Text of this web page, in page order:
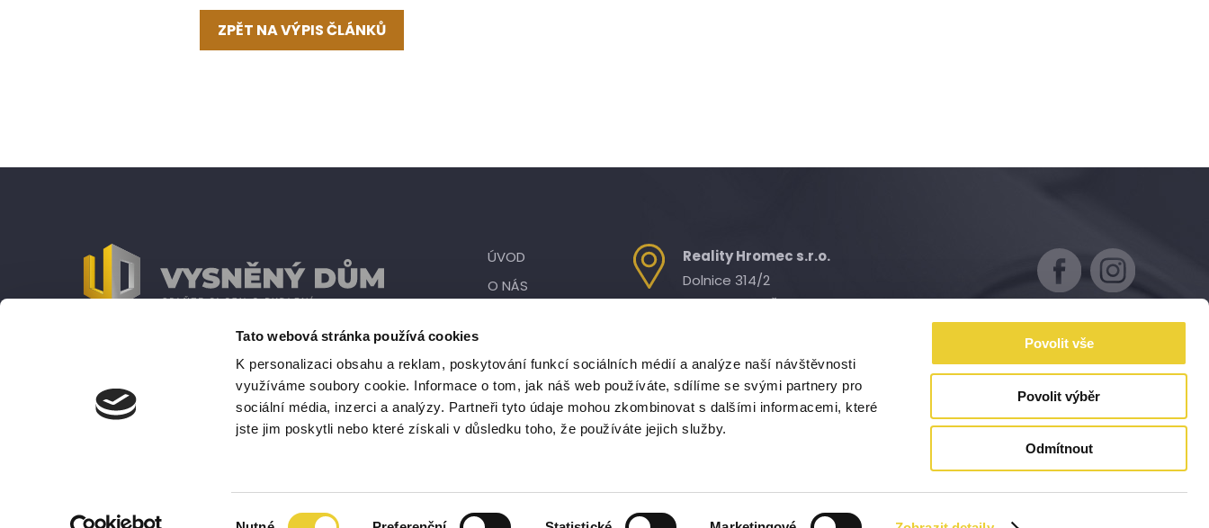
Tato webová stránka používá cookies
K personalizaci obsahu a reklam, poskytování funkcí sociálních médií a analýze naší návštěvnosti
využíváme soubory cookie. Informace o tom, jak náš web používáte, sdílíme se svými partnery pro
sociální média, inzerci a analýzy. Partneři tyto údaje mohou zkombinovat s dalšími informacemi, které
jste jim poskytli nebo které získali v důsledku toho, že používáte jejich služby.
Povolit vše
Povolit výběr
Odmítnout
ZPĚT NA VÝPIS ČLÁNKŮ
Reality Hromec s.r.o.
Všechna práva vyhrazena |Ochrana osobních údajů
ÚVOD
O NÁS
POPTÁVKY
SPOLUPRÁCE
AKTUALITY
Reality Hromec s.r.o.
Dolnice 314/2
621 00 Brno - Řečkovice
(+420) 778 499 501
info@vysnenydum.cz